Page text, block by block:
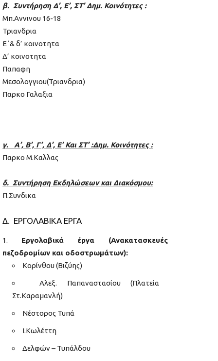
β. Συντήρηση Δ’, Ε’, ΣΤ’ Δημ. Κοινότητες :
Μπ.Αννινου 16-18
Τριανδρια
Ε΄& δ’ κοινοτητα
Δ’ κοινοτητα
Παπαφη
Μεσολογγιου(Τριανδρια)
Παρκο Γαλαξια
γ. Α’, Β’, Γ’, Δ’, Ε’ Και ΣΤ’ :Δημ. Κοινότητες :
Παρκο Μ.Καλλας
δ. Συντήρηση Εκδηλώσεων και Διακόσμου:
Π.Συνδικα
Δ. ΕΡΓΟΛΑΒΙΚΑ ΕΡΓΑ
Εργολαβικά έργα (Ανακατασκευές
πεζοδρομίων και οδοστρωμάτων):
Κορίνθου (Βιζύης)
Αλεξ. Παπαναστασίου (Πλατεία
Στ.Καραμανλή)
Νέστορος Τυπά
Ι.Κωλέττη
Δελφών – Τυπάλδου